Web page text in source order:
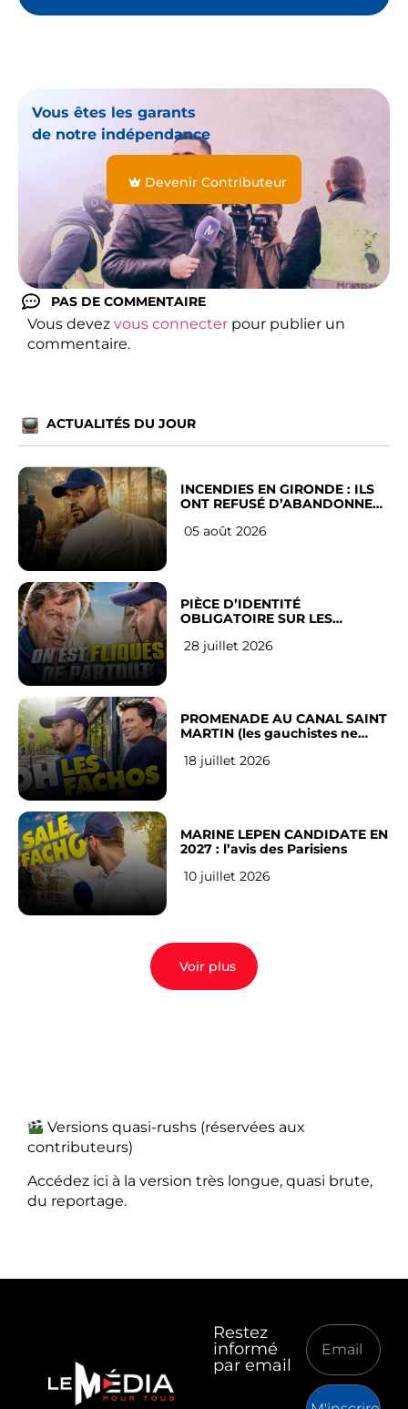
Vous êtes les garants
de notre indépendance
Devenir Contributeur
PAS DE COMMENTAIRE
Vous devez vous connecter pour publier un
commentaire.
ACTUALITÉS DU JOUR
INCENDIES EN GIRONDE : ILS
ONT REFUSÉ D’ABANDONNER
05 août 2026
PIÈCE D’IDENTITÉ
OBLIGATOIRE SUR LES
Français
28 juillet 2026
PROMENADE AU CANAL SAINT
MARTIN (les gauchistes ne
18 juillet 2026
MARINE LEPEN CANDIDATE EN
2027 : l’avis des Parisiens
10 juillet 2026
Voir plus
Versions quasi-rushs (réservées aux
contributeurs)
Accédez ici à la version très longue, quasi brute,
du reportage.
Restez
informé
par email